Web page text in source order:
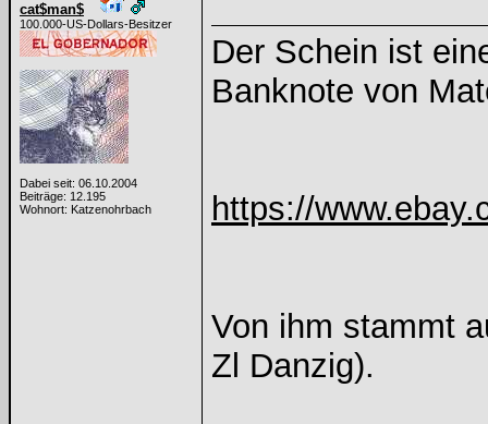
cat$man$
100.000-US-Dollars-Besitzer
Dabei seit: 06.10.2004
Beiträge: 12.195
Wohnort: Katzenohrbach
Der Schein ist
Banknote von
https://
Von ihm stammt
Zl Danzig).